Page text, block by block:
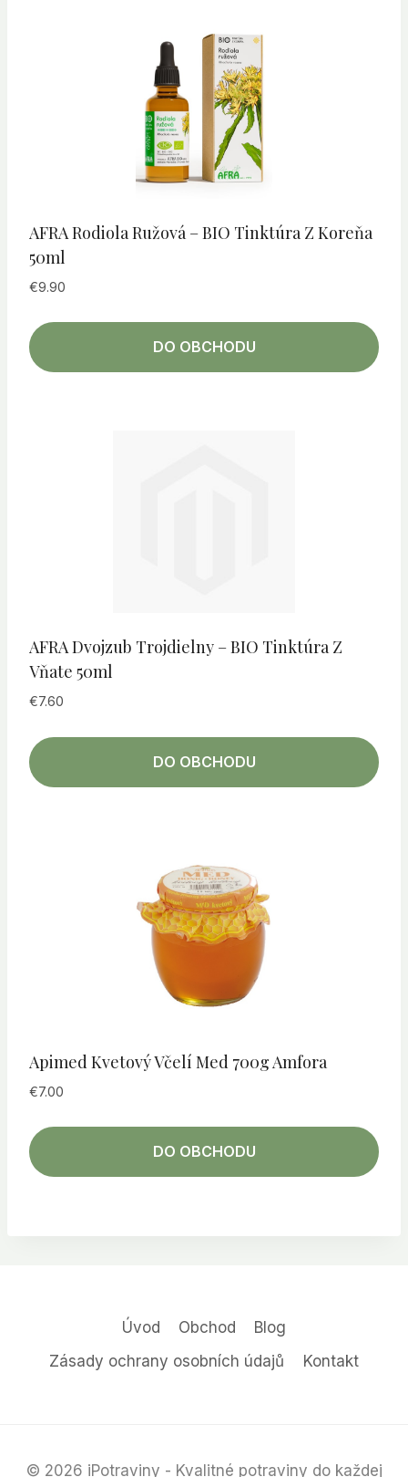
AFRA Rodiola Ružová – BIO Tinktúra Z Koreňa
50ml
€9.90
DO OBCHODU
AFRA Dvojzub Trojdielny – BIO Tinktúra Z
Vňate 50ml
€7.60
DO OBCHODU
Apimed Kvetový Včelí Med 700g Amfora
€7.00
DO OBCHODU
Úvod Obchod
Blog
Zásady ochrany osobních údajů
Kontakt
© 2026 iPotraviny - Kvalitné potraviny do každej